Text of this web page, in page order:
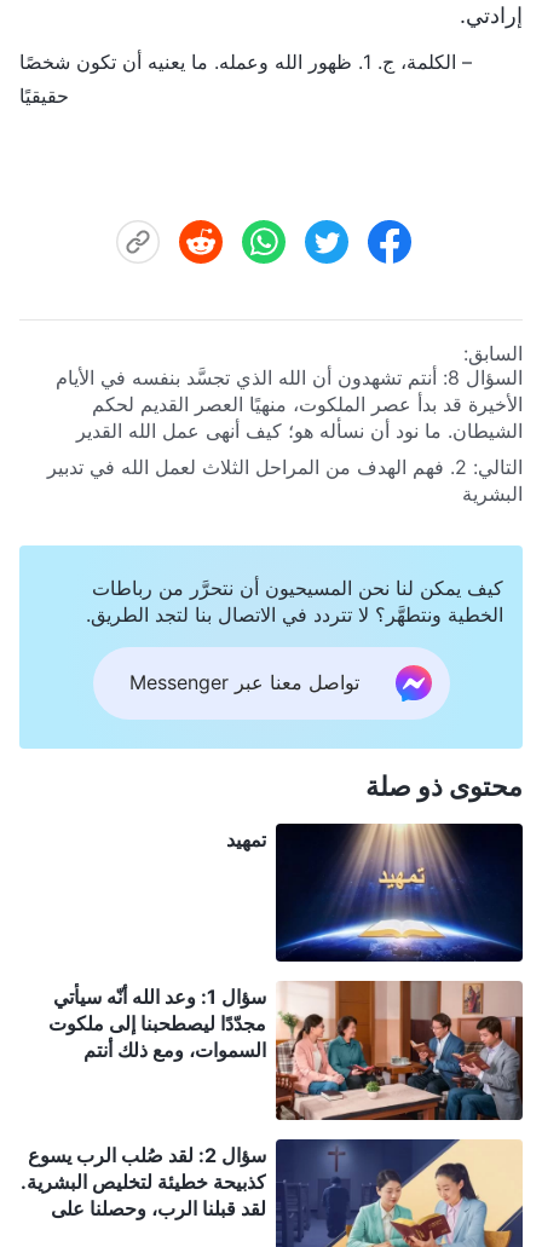
إرادتي.
– الكلمة، ج. 1. ظهور الله وعمله. ما يعنيه أن تكون شخصًا
حقيقيًا
السابق:
السؤال 8: أنتم تشهدون أن الله الذي تجسَّد بنفسه في الأيام
الأخيرة قد بدأ عصر الملكوت، منهيًا العصر القديم لحكم
الشيطان. ما نود أن نسأله هو؛ كيف أنهى عمل الله القدير
للدينونة في الأيام الأخيرة عصر إيمان البشرية بإله مُبهم، والعصر
المظلِم لحكم الشيطان؟ برجاء الشركة بالتفصيل.
التالي:
2. فهم الهدف من المراحل الثلاث لعمل الله في تدبير
البشرية
كيف يمكن لنا نحن المسيحيون أن نتحرَّر من رباطات
الخطية ونتطهَّر؟ لا تتردد في الاتصال بنا لتجد الطريق.
تواصل معنا عبر Messenger
محتوى ذو صلة
تمهيد
سؤال 1: وعد الله أنّه سيأتي
مجدّدًا ليصطحبنا إلى ملكوت
السموات، ومع ذلك أنتم
بوضوح أنّ الرب سينزل على
الغمام بقوّة ومجد عظيمين.
وهذا مختلف تمامًا عمّا شهدتم
سؤال 2: لقد صُلب الرب يسوع
كذبيحة خطيئة لتخليص البشرية.
لقد قبلنا الرب، وحصلنا على